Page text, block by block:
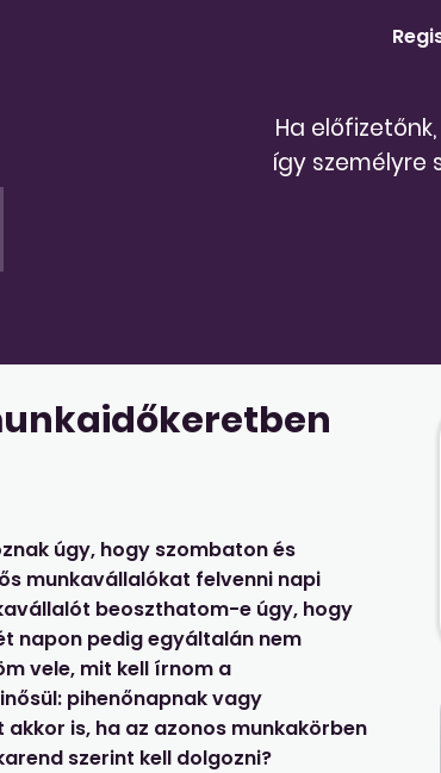
Ha előfizetőnk,
így személyre
úgy, hogy szombaton és
munkavállalókat felvenni napi
beoszthatom-e úgy, hogy
napon pedig egyáltalán nem
vele, mit kell írnom a
pihenőnapnak vagy
is, ha az azonos munkakörben
szerint kell dolgozni?